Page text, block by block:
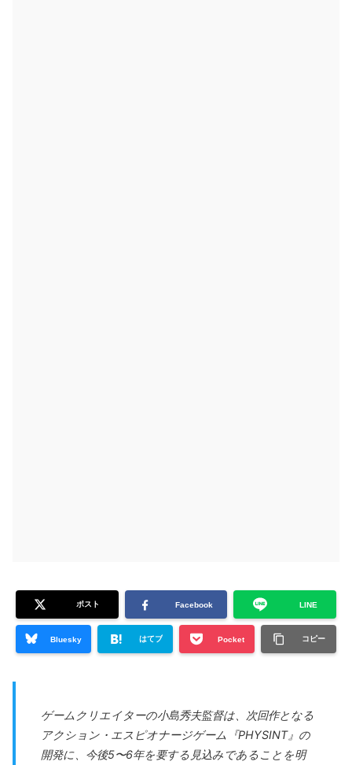
ポスト Facebook LINE
Bluesky はてブ Pocket コピー
ゲームクリエイターの小島秀夫監督は、次回作となる
アクション・エスピオナージゲーム『PHYSINT』の
開発に、今後5〜6年を要する見込みであることを明